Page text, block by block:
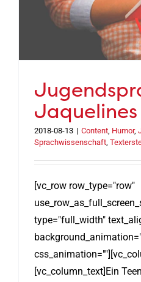
2018-08-13 | Content, Humor,
Sprachwissenschaft,
[vc_row row_type="row"
type="full_width"
[vc_column_text]Ein